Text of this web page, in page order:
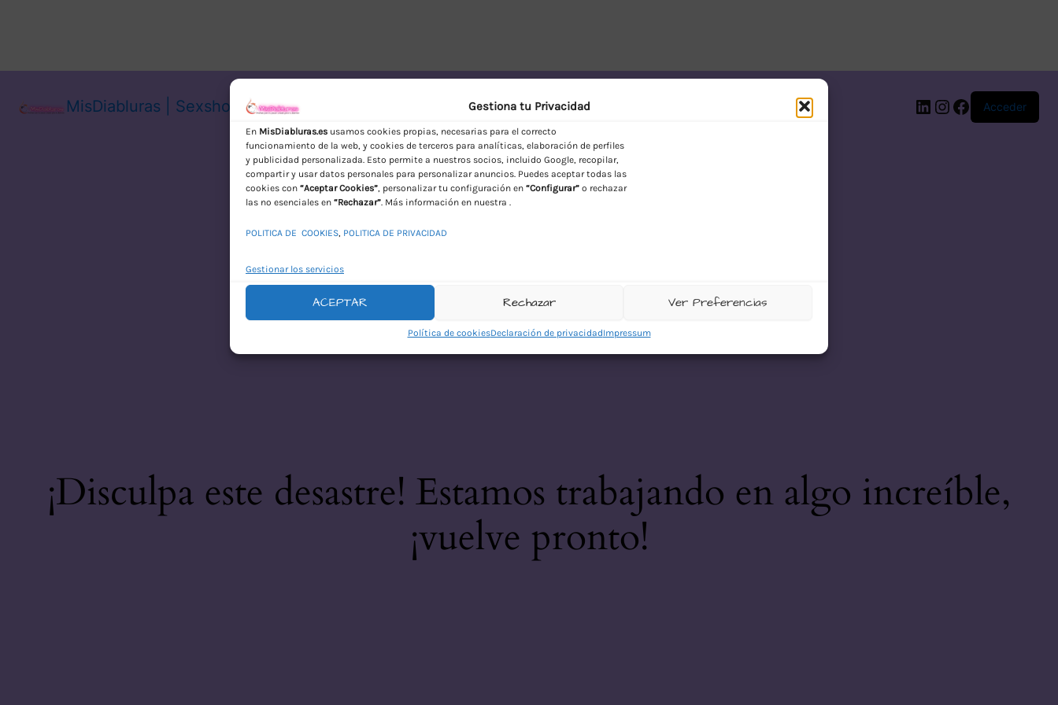
Gestiona tu Privacidad
En MisDiabluras.es usamos cookies propias, necesarias para el correcto
funcionamiento de la web, y cookies de terceros para analíticas, elaboración de perfiles
y publicidad personalizada. Esto permite a nuestros socios, incluido Google, recopilar,
compartir y usar datos personales para personalizar anuncios. Puedes aceptar todas las
cookies con “Aceptar Cookies”, personalizar tu configuración en “Configurar” o rechazar
las no esenciales en “Rechazar”. Más información en nuestra .
POLITICA DE COOKIES, POLITICA DE PRIVACIDAD
Gestionar los servicios
ACEPTAR Rechazar Ver Preferencias
Política de cookiesDeclaración de privacidadImpressum
MisDiabluras | Sexshop Online con Envío Discreto en España
LinkedIn
Instagram
Facebook
Acceder
¡Disculpa este desastre! Estamos trabajando en algo increíble,
¡vuelve pronto!